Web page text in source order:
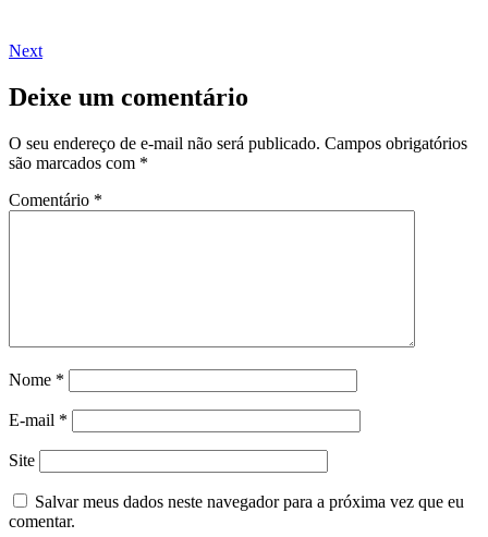
Next
Deixe um comentário
O seu endereço de e-mail não será publicado. Campos obrigatórios
são marcados com *
Comentário *
Nome *
E-mail *
Site
Salvar meus dados neste navegador para a próxima vez que eu
comentar.